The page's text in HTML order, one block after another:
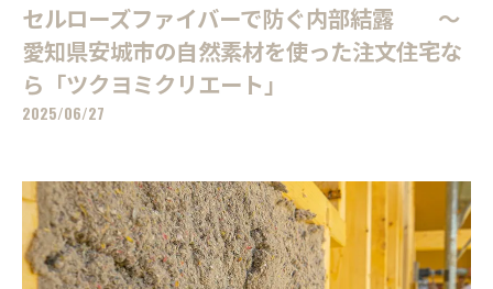
セルローズファイバーで防ぐ内部結露 ～
愛知県安城市の自然素材を使った注文住宅な
ら「ツクヨミクリエート」
2025/06/27